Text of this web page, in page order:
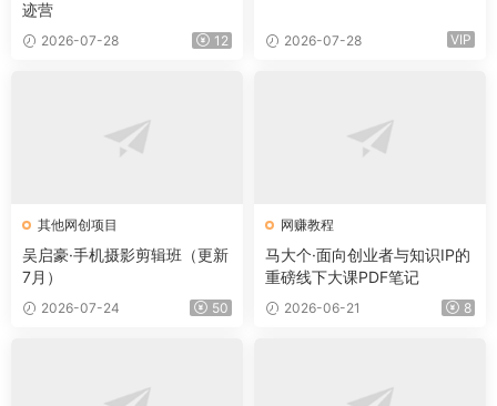
迹营
2026-07-28 12 2026-07-28 VIP
其他网创项目
吴启豪·手机摄影剪辑班（更新
7月）
2026-07-24 50
网赚教程
马大个·面向创业者与知识IP的
重磅线下大课PDF笔记
2026-06-21 8